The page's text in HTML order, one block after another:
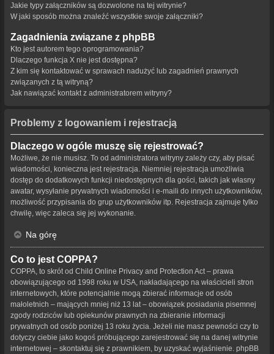
Jakie typy załączników są dozwolone na tej witrynie?
W jaki sposób można znaleźć wszystkie swoje załączniki?
Zagadnienia związane z phpBB
Kto jest autorem tego oprogramowania?
Dlaczego funkcja X nie jest dostępna?
Z kim się kontaktować w sprawach nadużyć lub zagadnień prawnych
związanych z tą witryną?
Jak nawiązać kontakt z administratorem witryny?
Problemy z logowaniem i rejestracją
Dlaczego w ogóle muszę się rejestrować?
Możliwe, że nie musisz. To od administratora witryny zależy czy, aby pisać
wiadomości, konieczna jest rejestracja. Niemniej rejestracja umożliwia
dostęp do dodatkowych funkcji niedostępnych dla gości, takich jak własny
awatar, wysyłanie prywatnych wiadomości i e-maili do innych użytkowników,
możliwość przypisania do grup użytkowników itp. Rejestracja zajmuje tylko
chwilę, więc zaleca się jej wykonanie.
Na górę
Co to jest COPPA?
COPPA, to skrót od Child Online Privacy and Protection Act – prawa
obowiązującego od 1998 roku w USA, nakładającego na właścicieli stron
internetowych, które potencjalnie mogą zbierać informacje od osób
małoletnich – mających mniej niż 13 lat – obowiązek posiadania pisemnej
zgody rodziców lub opiekunów prawnych na zbieranie informacji
prywatnych od osób poniżej 13 roku życia. Jeżeli nie masz pewności czy to
dotyczy ciebie jako kogoś próbującego zarejestrować się na danej witrynie
internetowej – skontaktuj się z prawnikiem, by uzyskać wyjaśnienie. phpBB